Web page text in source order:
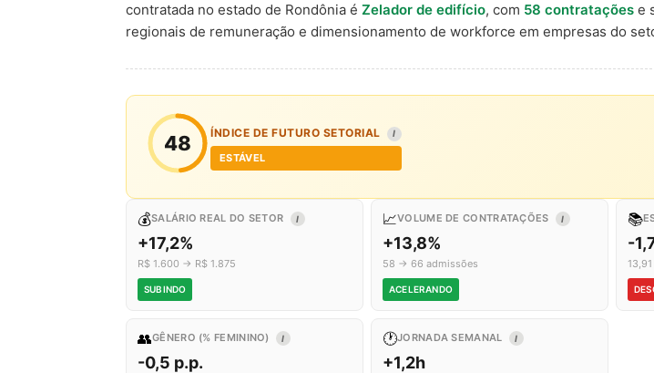
contratada no estado de Rondônia é Zelador de edifício, com 58 contratações e
regionais de remuneração e dimensionamento de workforce em empresas do
48 ÍNDICE DE FUTURO SETORIAL I
ESTÁVEL
💰SALÁRIO REAL DO SETOR I
+17,2%
R$ 1.600 → R$ 1.875
SUBINDO
📈VOLUME DE CONTRATAÇÕES I
+13,8%
58 → 66 admissões
ACELERANDO
📚
-
👥GÊNERO (% FEMININO) I
-0,5 p.p.
🕐JORNADA SEMANAL I
+1,2h